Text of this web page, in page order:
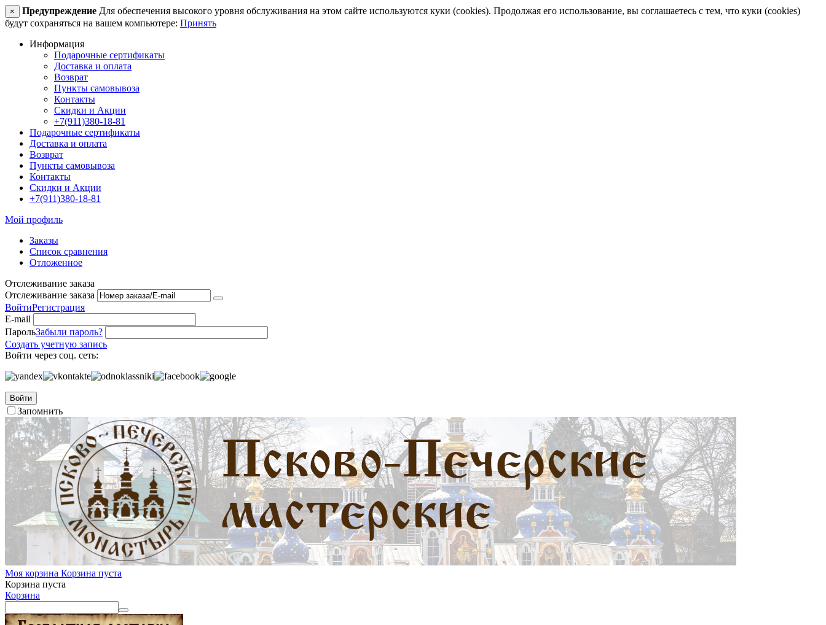
× Предупреждение Для обеспечения высокого уровня обслуживания на этом сайте используются куки (cookies). Продолжая его использование, вы соглашаетесь с тем, что куки (cookies)
будут сохраняться на вашем компьютере: Принять
Информация
Подарочные сертификаты
Доставка и оплата
Возврат
Пункты самовывоза
Контакты
Скидки и Акции
+7(911)380-18-81
Подарочные сертификаты
Доставка и оплата
Возврат
Пункты самовывоза
Контакты
Скидки и Акции
+7(911)380-18-81
Мой профиль
Заказы
Список сравнения
Отложенное
Отслеживание заказа
Отслеживание заказа
ВойтиРегистрация
E-mail
ПарольЗабыли пароль?
Создать учетную запись
Войти через соц. сеть:
Войти
Запомнить
Моя корзина Корзина пуста
Корзина пуста
Корзина